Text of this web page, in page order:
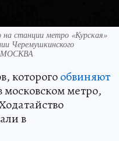
на станции метро «Курская»
Черемушкинского
МОСКВА
которогообвиняют
московском метро,
в